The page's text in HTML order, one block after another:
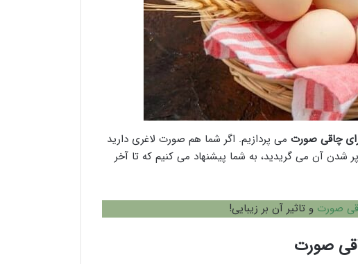
چاقی صورت می پردازیم. اگر شما هم صورت لاغری دارید
آن می گریدید، به شما پیشنهاد می کنیم که تا آخر
صورت و تاثیر آن بر زیبایی!
صورت